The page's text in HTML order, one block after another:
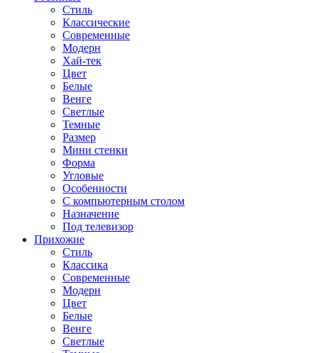
Стиль
Классические
Современные
Модерн
Хай-тек
Цвет
Белые
Венге
Светлые
Темные
Размер
Мини стенки
Форма
Угловые
Особенности
С компьютерным столом
Назначение
Под телевизор
Прихожие
Стиль
Классика
Современные
Модерн
Цвет
Белые
Венге
Светлые